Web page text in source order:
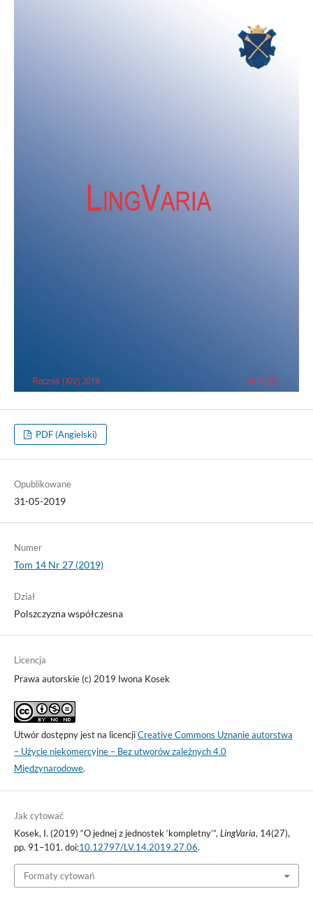
PDF (Angielski)
Opublikowane
31-05-2019
Numer
Tom 14 Nr 27 (2019)
Dział
Polszczyzna współczesna
Licencja
Prawa autorskie (c) 2019 Iwona Kosek
Utwór dostępny jest na licencjiCreative Commons Uznanie autorstwa
– Użycie niekomercyjne – Bez utworów zależnych 4.0
Międzynarodowe.
Jak cytować
Kosek, I. (2019) “O jednej z jednostek ‘kompletny’”,LingVaria, 14(27),
pp. 91–101. doi:10.12797/LV.14.2019.27.06.
Formaty cytowań